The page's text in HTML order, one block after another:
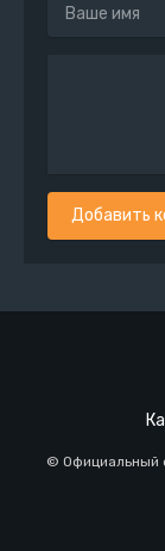
Добавить
© Официальный